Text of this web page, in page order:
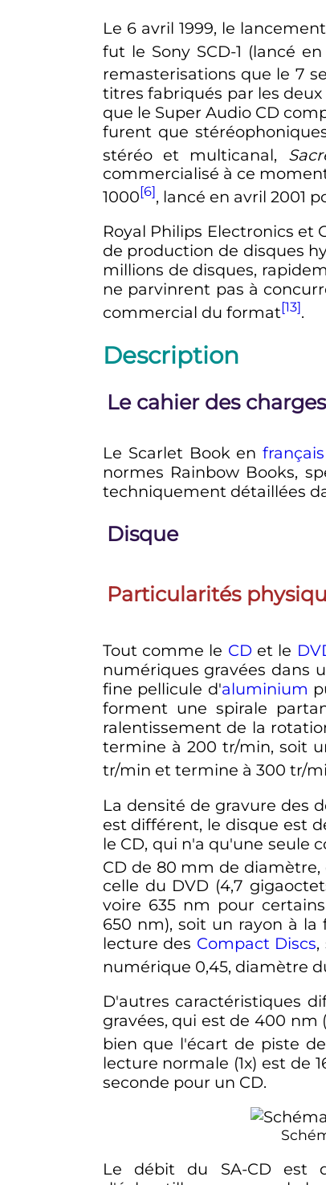
Le 6 avril 1999, le
fut le Sony SCD-1 (lancé
remasterisations que le 7
titres fabriqués par les
que le Super Audio CD
furent que
stéréo et multicanal,
commercialisé à ce
1000[6], lancé en avril 2001
Royal Philips Electronics
de production de disques
millions de disques,
ne parvinrent pas à
commercial du format[13].
Description
Le cahier des charges
Le Scarlet Book enfrançais
normes Rainbow Books,
techniquement détaillées
Disque
Particularités
Tout comme le CD et le
numériques gravées dans
fine pellicule d'aluminium
forment une spirale
ralentissement de la
termine à 200 tr/min, soit
tr/min et termine à 300 tr/
La densité de gravure des
est différent, le disque est
le CD, qui n'a qu'une seule
CD de 80 mm de
celle du DVD (4,7
voire 635 nm pour
650 nm), soit un rayon à
lecture des Compact Discs,
numérique 0,45, diamètre
D'autres caractéristiques
gravées, qui est de 400 nm
bien que l'écart de piste de
lecture normale (1x) est de
seconde pour un CD.
Le débit du SA-CD est